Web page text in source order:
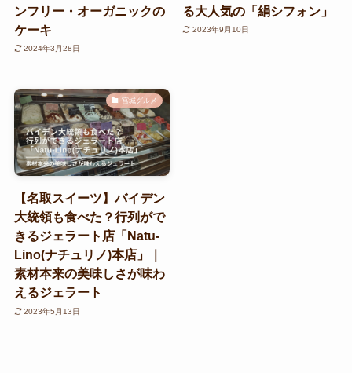
ンフリー・オーガニックの
ケーキ
2024年3月28日
る大人気の「絹シフォン」
2023年9月10日
宮城グルメ
【名取スイーツ】バイデン
大統領も食べた？行列がで
きるジェラート店「Natu-
Lino(ナチュリノ)本店」｜
素材本来の美味しさが味わ
えるジェラート
2023年5月13日